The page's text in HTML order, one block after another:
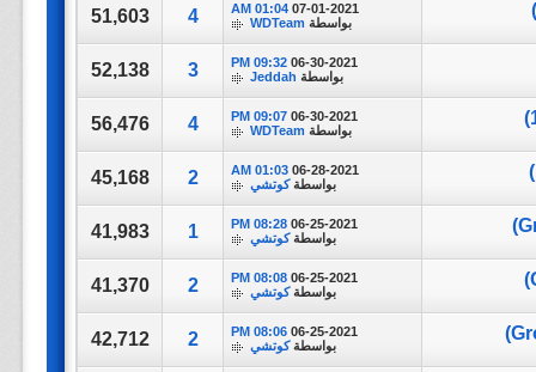
07-01-2021
01:04 AM
بواسطة WDTeam
4
51,603
06-30-2021
09:32 PM
بواسطة Jeddah
3
52,138
06-30-2021
09:07 PM
بواسطة WDTeam
4
56,476
06-28-2021
01:03 AM
بواسطةكوتشي 2
45,168
06-25-2021
08:28 PM
بواسطةكوتشي 1
41,983
06-25-2021
08:08 PM
بواسطةكوتشي 2
41,370
06-25-2021
08:06 PM
بواسطةكوتشي 2
42,712